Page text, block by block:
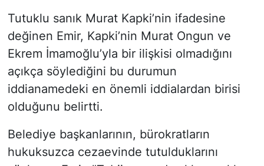
Tutuklu sanık Murat Kapki’nin ifadesine
değinen Emir, Kapki’nin Murat Ongun ve
Ekrem İmamoğlu’yla bir ilişkisi olmadığını
açıkça söylediğini bu durumun
iddianamedeki en önemli iddialardan birisi
olduğunu belirtti.
Belediye başkanlarının, bürokratların
hukuksuzca cezaevinde tutulduklarını